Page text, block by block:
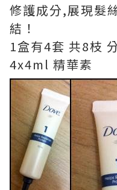
修護成分,展現髮
結！
1盒有4套 共8枝
4x4ml 精華素